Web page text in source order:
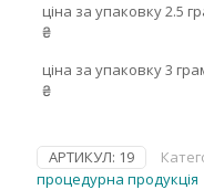
ціна за упаковку 2.5
₴
ціна за упаковку 3
₴
АРТИКУЛ: 19
процедурна продукція